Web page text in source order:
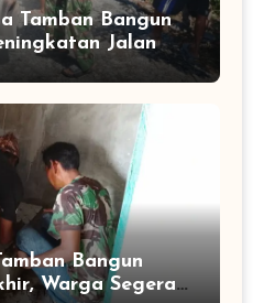
Tamban Bangun
Jalan
Persen
Bangun
Warga Segera